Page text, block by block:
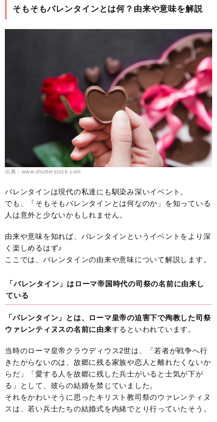
そもそもバレンタインとは何？由来や意味を解説
出典：www.shutterstock.com
バレンタインは現代の私達にも馴染み深いイベント。
でも、「そもそもバレンタインとは何なのか」を知っている
人は意外と少ないかもしれません。
由来や意味を知れば、バレンタインというイベントをより深
く楽しめるはず♪
ここでは、バレンタインの由来や意味について解説します。
「バレンタイン」はローマ帝国時代の司祭の名前に由来し
ている
「バレンタイン」とは、ローマ皇帝の迫害下で殉教した司祭
ウァレンティヌスの名前に由来するといわれています。
当時のローマ皇帝クラウディウス2世は、「若者が戦争へ行
きたがらないのは、故郷に残る家族や恋人と離れたくないか
らだ」「愛する人を故郷に残した兵士がいると士気が下が
る」として、彼らの結婚を禁じていました。
それをかわいそうに思ったキリスト教司祭のウァレンティヌ
スは、若い兵士たちの結婚式を内緒でとり行っていたそう。